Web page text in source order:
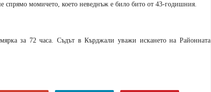
спрямо момичето, което неведнъж е било бито от 43-годишния.
за 72 часа. Съдът в Кърджали уважи искането на Районната